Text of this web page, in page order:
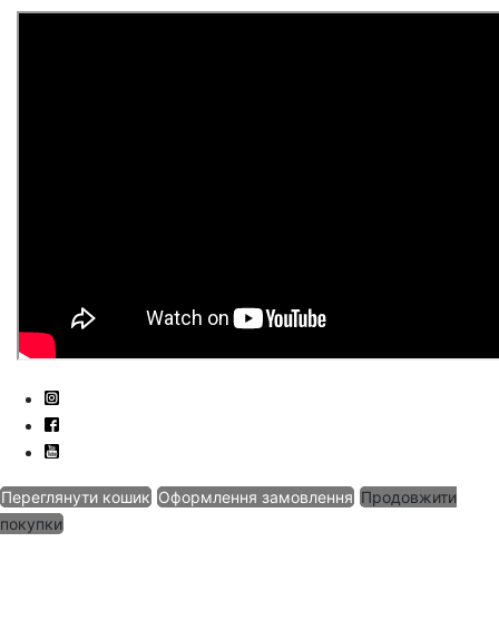
Переглянути кошик Оформлення замовлення Продовжити
покупки